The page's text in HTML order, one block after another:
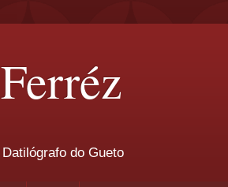
Ferréz
Datilógrafo do Gueto